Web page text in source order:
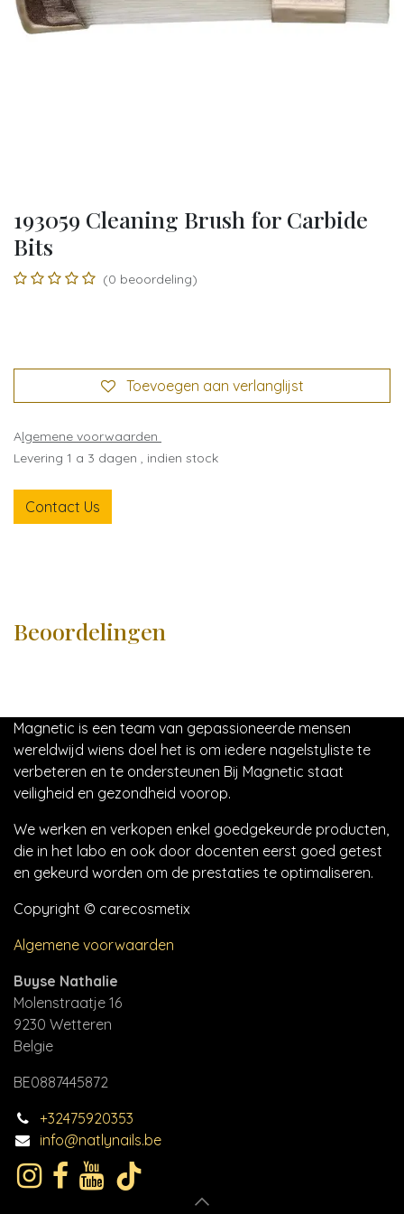
193059 Cleaning Brush for Carbide
Bits
(0 beoordeling)
Toevoegen aan verlanglijst
Algemene voorwaarden
Levering 1 a 3 dagen , indien stock
Contact Us
Beoordelingen
Magnetic is een team van gepassioneerde mensen
wereldwijd wiens doel het is om iedere nagelstyliste te
verbeteren en te ondersteunen Bij Magnetic staat
veiligheid en gezondheid voorop.
We werken en verkopen enkel goedgekeurde producten,
die in het labo en ook door docenten eerst goed getest
en gekeurd worden om de prestaties te optimaliseren.
Copyright © carecosmetix
Algemene voorwaarden
Buyse Nathalie
Molenstraatje 16
9230 Wetteren
Belgie
BE0887445872
+32475920353
info@natlynails.be